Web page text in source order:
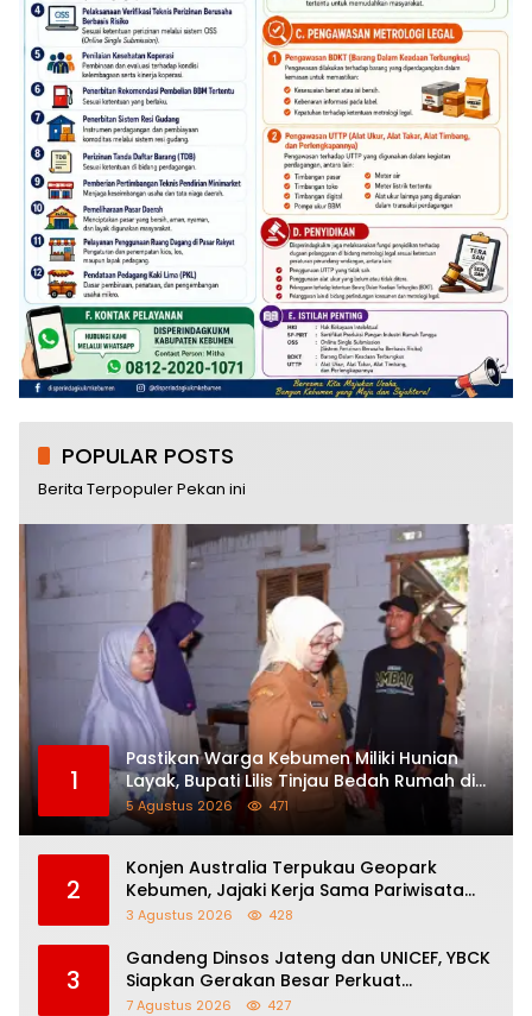
POPULAR POSTS
Berita Terpopuler Pekan ini
1
Pastikan Warga Kebumen Miliki Hunian
Layak, Bupati Lilis Tinjau Bedah Rumah di
Tiga Lokasi
5 Agustus 2026 471
2
Konjen Australia Terpukau Geopark
Kebumen, Jajaki Kerja Sama Pariwisata
hingga Pendidikan
3 Agustus 2026 428
3
Gandeng Dinsos Jateng dan UNICEF, YBCK
Siapkan Gerakan Besar Perkuat
Pengasuhan Anak dan Ketahanan
7 Agustus 2026 427